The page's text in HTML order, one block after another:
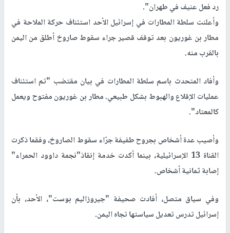
رد فعل عنيف في طهران".
وأعلنت سلطة المطارات في إسرائيل الأحد استئناف حركة الملاحة في
مطار بن غوريون بعد توقف قصير جراء سقوط صاروخ أطلق من اليمن
بالقرب منه.
وأفاد المتحدث باسم سلطة المطارات في بيان مقتضب "تم استئناف
عمليات الإقلاع والهبوط بشكل طبيعي. مطار بن غوريون مفتوح ويعمل
كالمعتاد".
وأصيب عدة أشخاص بجروح طفيفة جرّاء سقوط الصاروخ، وفقما ذكرت
القناة 13 الإسرائيلية، بينما أكدت خدمة إنقاذ"نجمة داوود الحمراء"
إصابة ثمانية أشخاص.
وفي سياق متصل، أفادت صحيفة "جيروزاليم بوست"، الأحد، بأن
إسرائيل تدرس تعديل سياستها تجاه اليمن.